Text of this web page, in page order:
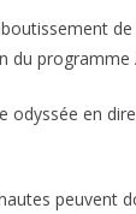
du
odyssée en
peuvent